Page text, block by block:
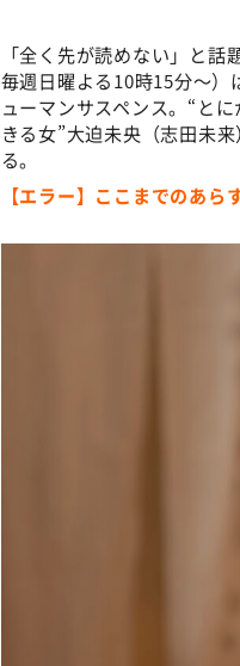
「全く先が読めない」と話
毎週日曜よる10時15分～）
ューマンサスペンス。“と
きる女”大迫未央（志田未
る。
【エラー】ここまでのあら